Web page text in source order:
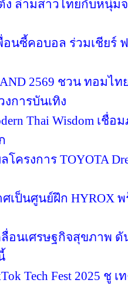
ง ล่ามสาวไทยกับหนุ่ม
อนซี้คอบอล ร่วมเชียร์
2569 ชวน ทอมไ
การบันเทิง
Thai Wisdom เ
ครงการ TOYOTA
ศเป็นศูนย์ฝึก HYROX
ลื่อนเศรษฐกิจสุขภาพ
Tech Fest 2025 ชู